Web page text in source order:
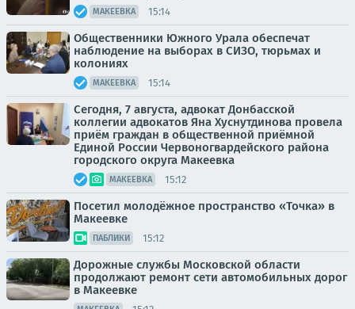
МАКЕЕВКА 15:14
Общественники Южного Урала обеспечат
наблюдение на выборах в СИЗО, тюрьмах и
колониях
МАКЕЕВКА 15:14
Сегодня, 7 августа, адвокат Донбасской
коллегии адвокатов Яна Хуснутдинова провела
приём граждан в общественной приёмной
Единой России Червоногвардейского района
городского округа Макеевка
МАКЕЕВКА 15:12
Посетил молодёжное пространство «Точка» в
Макеевке
ПАБЛИКИ 15:12
Дорожные службы Московской области
продолжают ремонт сети автомобильных дорог
в Макеевке